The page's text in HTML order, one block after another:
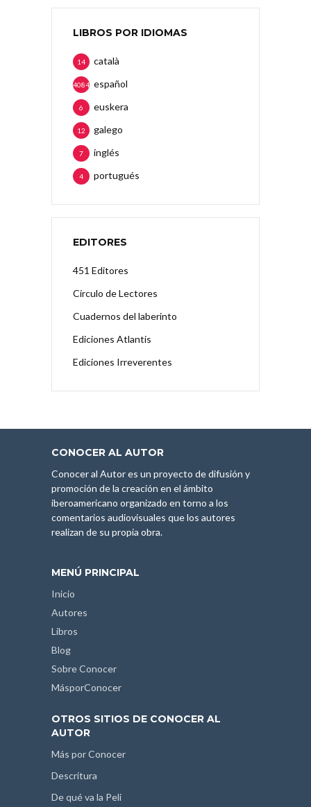
LIBROS POR IDIOMAS
català
14
español
4084
euskera
6
galego
12
inglés
7
portugués
4
EDITORES
451 Editores
Círculo de Lectores
Cuadernos del laberinto
Ediciones Atlantis
Ediciones Irreverentes
CONOCER AL AUTOR
Conocer al Autor es un proyecto de difusión y
promoción de la creación en el ámbito
iberoamericano organizado en torno a los
comentarios audiovisuales que los autores
realizan de su propia obra.
MENÚ PRINCIPAL
Inicio
Autores
Libros
Blog
Sobre Conocer
MásporConocer
OTROS SITIOS DE CONOCER AL
AUTOR
Más por Conocer
Descritura
De qué va la Peli